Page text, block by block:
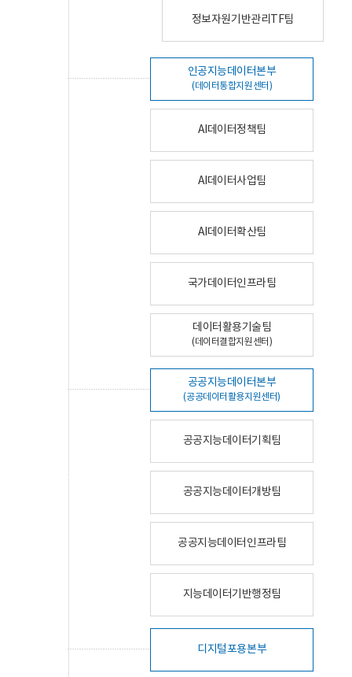
정보자원기반관리TF팀
인공지능데이터본부
(데이터통합지원센터)
AI데이터정책팀
AI데이터사업팀
AI데이터확산팀
국가데이터인프라팀
데이터활용기술팀
(데이터결합지원센터)
공공지능데이터본부
(공공데이터활용지원센터)
공공지능데이터기획팀
공공지능데이터개방팀
공공지능데이터인프라팀
지능데이터기반행정팀
디지털포용본부